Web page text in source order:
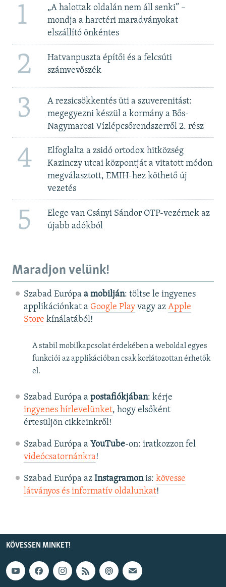
1
„A halottak oldalán nem áll senki” –
mondja a harctéri maradványokat
elszállító önkéntes
2
Hatvanpuszta építői és a felcsúti
számvevőszék
3
A rezsicsökkentés üti a szuverenitást:
megegyezni készül a kormány a Bős-
Nagymarosi Vízlépcsőrendszerről 2. rész
4
Elfoglalta a zsidó ortodox hitközség
Kazinczy utcai központját a vitatott módon
megválasztott, EMIH-hez köthető új
vezetés
5
Elege van Csányi Sándor OTP-vezérnek az
újabb adókból
Maradjon velünk!
Szabad Európa a mobilján: töltse le ingyenes
applikációnkat a Google Playvagy az Apple
Store kínálatából!
A stabil mobilkapcsolat érdekében a weboldal egyes
funkciói az applikációban csak korlátozottan érhetők
el.
Szabad Európa a postafiókjában: kérje
ingyenes hírlevelünket, hogy elsőként
értesüljön cikkeinkről!
Szabad Európa a YouTube-on: iratkozzon fel
videócsatornánkra!
Szabad Európa az Instagramonis: kövesse
látványos és informatív oldalunkat! ​
KÖVESSEN MINKET!